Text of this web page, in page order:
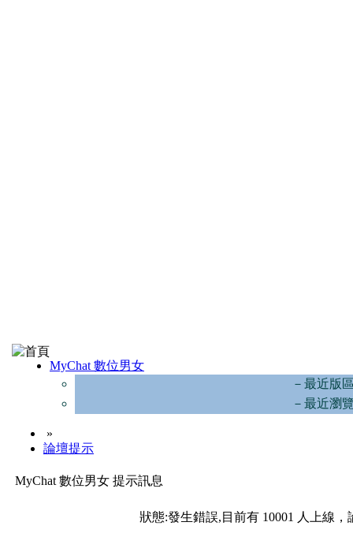
MyChat 數位男女
－最近版
－最近瀏
»
論壇提示
MyChat 數位男女 提示訊息
狀態:發生錯誤,目前有 10001 人上線